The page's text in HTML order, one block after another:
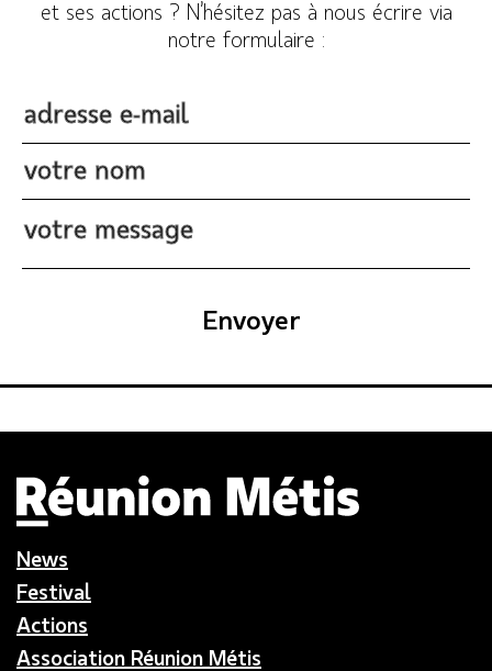
et ses actions ? N’hésitez pas à nous écrire via
notre formulaire :
Envoyer
News
Festival
Actions
Association Réunion Métis